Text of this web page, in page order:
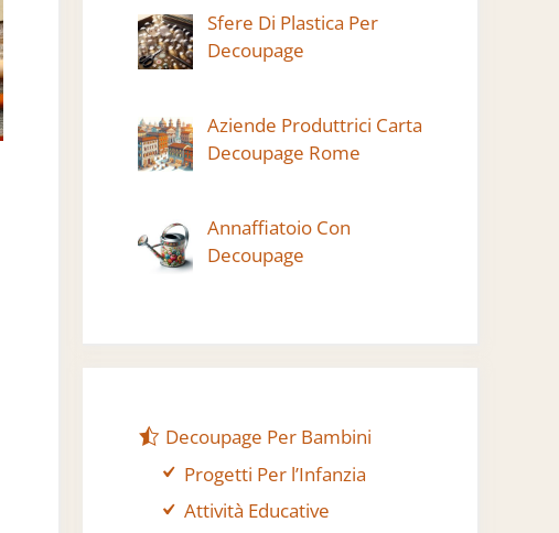
Sfere Di Plastica Per
Decoupage
Aziende Produttrici Carta
Decoupage Rome
Annaffiatoio Con
Decoupage
Decoupage Per Bambini
Progetti Per l’Infanzia
Attività Educative